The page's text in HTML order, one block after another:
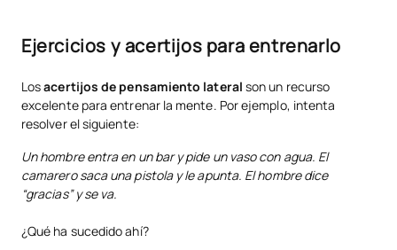
Ejercicios y acertijos para entrenarlo
Losacertijos de pensamiento lateral son un recurso
excelente para entrenar la mente. Por ejemplo, intenta
resolver el siguiente:
Un hombre entra en un bar y pide un vaso con agua. El
camarero saca una pistola y le apunta. El hombre dice
“gracias” y se va.
¿Qué ha sucedido ahí?